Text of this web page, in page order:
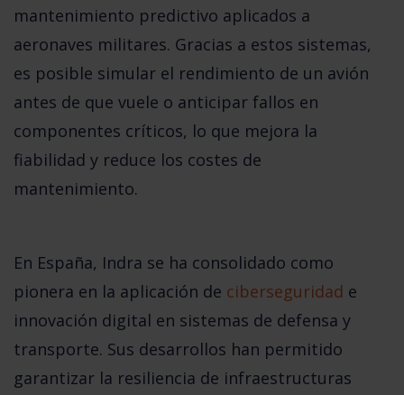
mantenimiento predictivo aplicados a
aeronaves militares. Gracias a estos sistemas,
es posible simular el rendimiento de un avión
antes de que vuele o anticipar fallos en
componentes críticos, lo que mejora la
fiabilidad y reduce los costes de
mantenimiento.
En España, Indra se ha consolidado como
pionera en la aplicación de ciberseguridad e
innovación digital en sistemas de defensa y
transporte. Sus desarrollos han permitido
garantizar la resiliencia de infraestructuras